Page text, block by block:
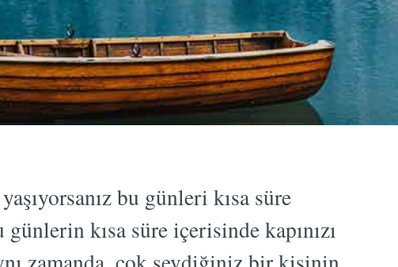
bu günleri kısa süre
kısa süre içerisinde kapınızı